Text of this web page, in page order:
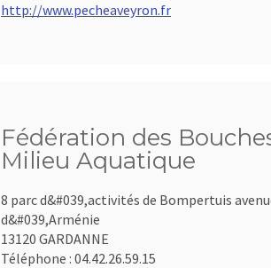
http://www.pecheaveyron.fr
Fédération des
Milieu Aquatique
8 parc d&#039,activités de Bompertuis
d&#039,Arménie
13120 GARDANNE
Téléphone : 04.42.26.59.15